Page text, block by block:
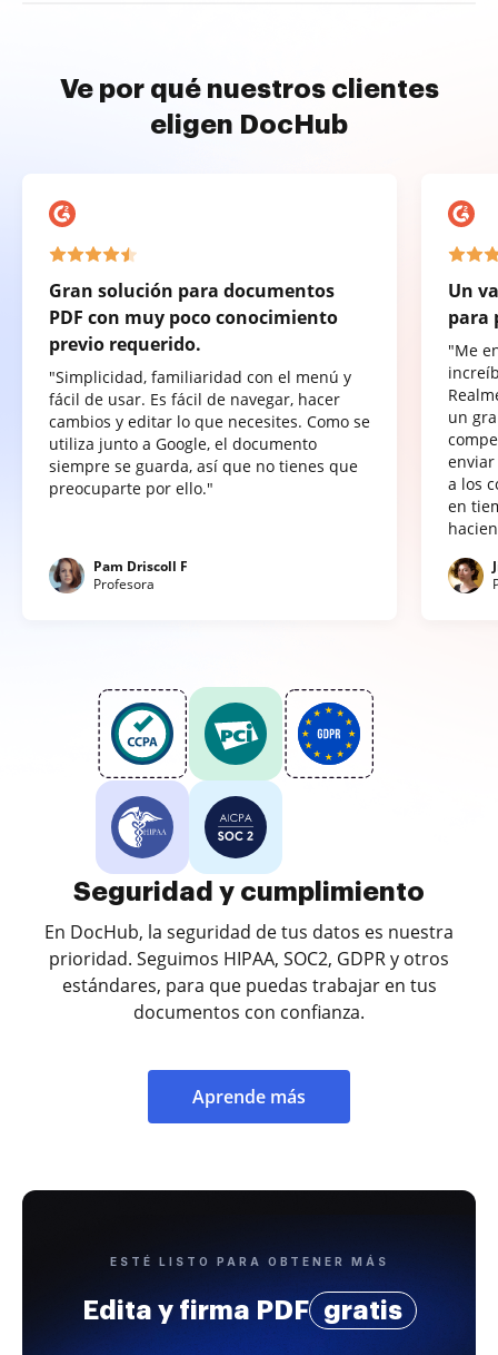
Ve por qué nuestros clientes
eligen DocHub
Gran solución para documentos
PDF con muy poco conocimiento
previo requerido.
"Simplicidad, familiaridad con el menú y
fácil de usar. Es fácil de navegar, hacer
cambios y editar lo que necesites. Como se
utiliza junto a Google, el documento
siempre se guarda, así que no tienes que
preocuparte por ello."
Pam Driscoll F
Profesora
Un
para
"Me
un
a los
en
Seguridad y cumplimiento
En DocHub, la seguridad de tus datos es nuestra
prioridad. Seguimos HIPAA, SOC2, GDPR y otros
estándares, para que puedas trabajar en tus
documentos con confianza.
Aprende más
ESTÉ LISTO PARA OBTENER MÁS
Edita y firma PDF gratis